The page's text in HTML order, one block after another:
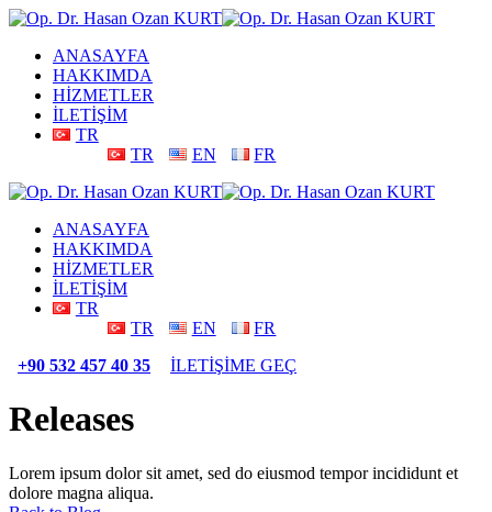
ANASAYFA
HAKKIMDA
HİZMETLER
İLETİŞİM
TR
TR
EN FR
ANASAYFA
HAKKIMDA
HİZMETLER
İLETİŞİM
TR
TR
EN
FR
+90 532 457 40 35
İLETİŞİME GEÇ
Releases
Lorem ipsum dolor sit amet, sed do eiusmod tempor incididunt et
dolore magna aliqua.